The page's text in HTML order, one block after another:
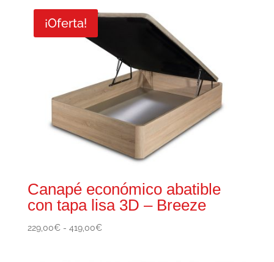
¡Oferta!
Canapé económico abatible
con tapa lisa 3D – Breeze
229,00€ - 419,00€Rango